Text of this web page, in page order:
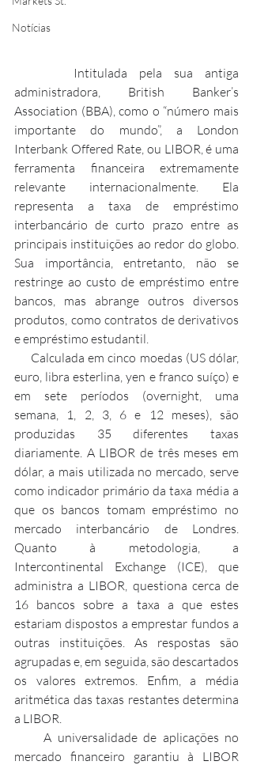
Notícias
administradora, British Banker’s
Association (BBA), como o “número mais
importante do mundo”, a London
Interbank Offered Rate, ou LIBOR, é uma
ferramenta financeira extremamente
relevante internacionalmente. Ela
representa a taxa de empréstimo
interbancário de curto prazo entre as
principais instituições ao redor do globo.
Sua importância, entretanto, não se
restringe ao custo de empréstimo entre
bancos, mas abrange outros diversos
produtos, como contratos de derivativos
e empréstimo estudantil.
euro, libra esterlina, yen e franco suíço) e
em sete períodos (overnight, uma
semana, 1, 2, 3, 6 e 12 meses), são
produzidas 35 diferentes taxas
diariamente. A LIBOR de três meses em
dólar, a mais utilizada no mercado, serve
como indicador primário da taxa média a
que os bancos tomam empréstimo no
mercado interbancário de Londres.
Quanto à metodologia, a
Intercontinental Exchange (ICE), que
administra a LIBOR, questiona cerca de
16 bancos sobre a taxa a que estes
estariam dispostos a emprestar fundos a
outras instituições. As respostas são
agrupadas e, em seguida, são descartados
os valores extremos. Enfim, a média
aritmética das taxas restantes determina
a LIBOR.
     A universalidade de aplicações no
mercado financeiro garantiu à LIBOR